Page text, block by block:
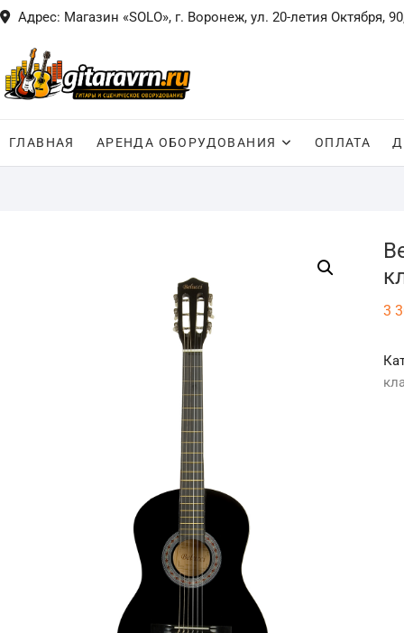
Skip
content
Адрес: Магазин «SOLO», г. Воронеж, ул. 20-летия Октября,
ГЛАВНАЯ АРЕНДА ОБОРУДОВАНИЯ ОПЛАТА
3